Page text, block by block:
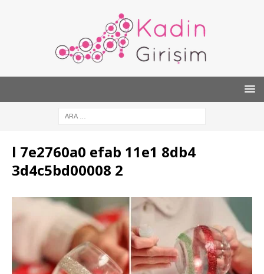
l 7e2760a0 efab 11e1 8db4
3d4c5bd00008 2